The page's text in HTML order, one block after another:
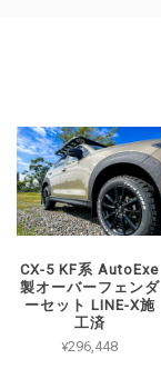
CX-5 KF系 AutoExe
製オーバーフェンダ
ーセット LINE-X施
工済
¥296,448